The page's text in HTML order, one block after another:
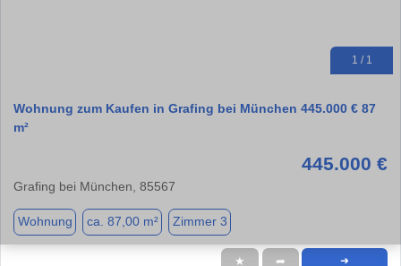
1 / 1
Wohnung zum Kaufen in Grafing bei München 445.000 € 87
m²
445.000 €
Grafing bei München, 85567
Wohnung ca. 87,00 m² Zimmer 3
★ ➦ ➜